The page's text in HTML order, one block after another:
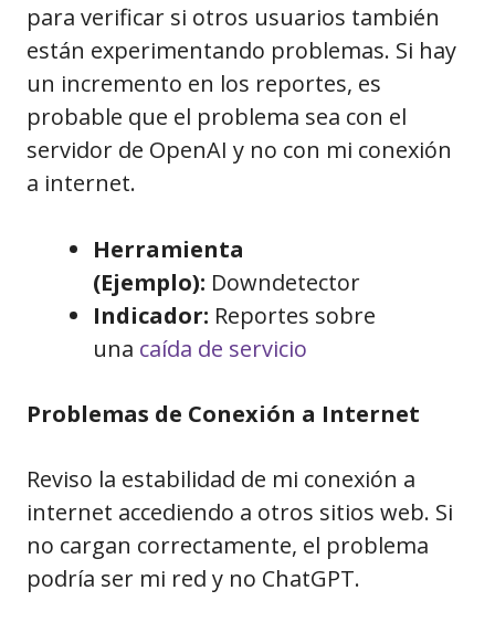
para verificar si otros usuarios también
están experimentando problemas. Si hay
un incremento en los reportes, es
probable que el problema sea con el
servidor de OpenAI y no con mi conexión
a internet.
Herramienta
(Ejemplo): Downdetector
Indicador: Reportes sobre
una caída de servicio
Problemas de Conexión a Internet
Reviso la estabilidad de mi conexión a
internet accediendo a otros sitios web. Si
no cargan correctamente, el problema
podría ser mi red y no ChatGPT.